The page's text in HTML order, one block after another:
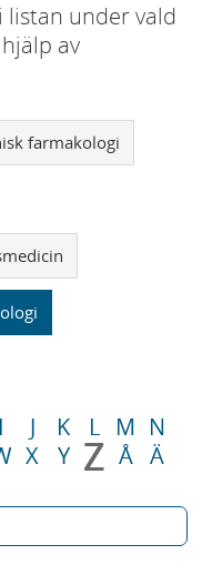
listan under vald
av
farmakologi
I J K L M N
X Y Z Å Ä